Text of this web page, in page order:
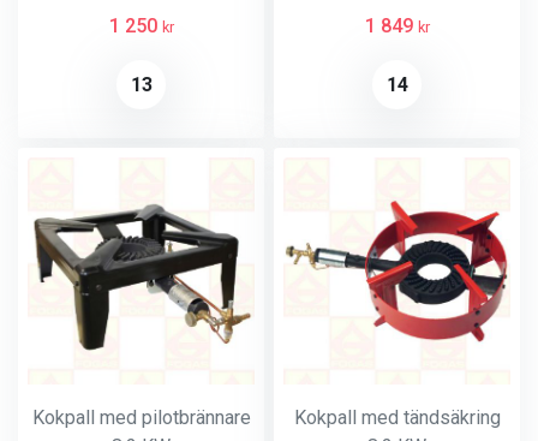
1 250 kr
13
1 849 kr
14
Kokpall med pilotbrännare
Kokpall med tändsäkring